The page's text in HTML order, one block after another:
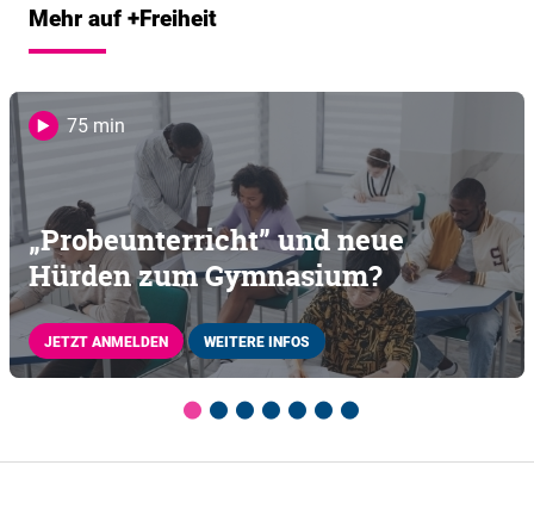
Mehr auf +Freiheit
75 min
„Probeunterricht” und neue
Hürden zum Gymnasium?
JETZT ANMELDEN WEITERE INFOS